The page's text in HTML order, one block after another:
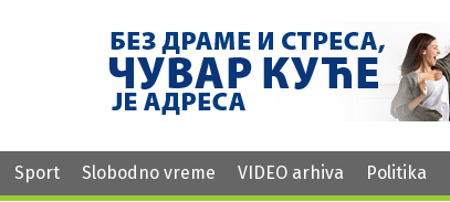
Sport Slobodno vreme VIDEO arhiva Politika